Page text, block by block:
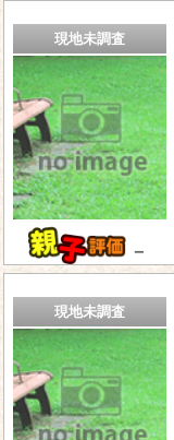
現地未調査
－
現地未調査